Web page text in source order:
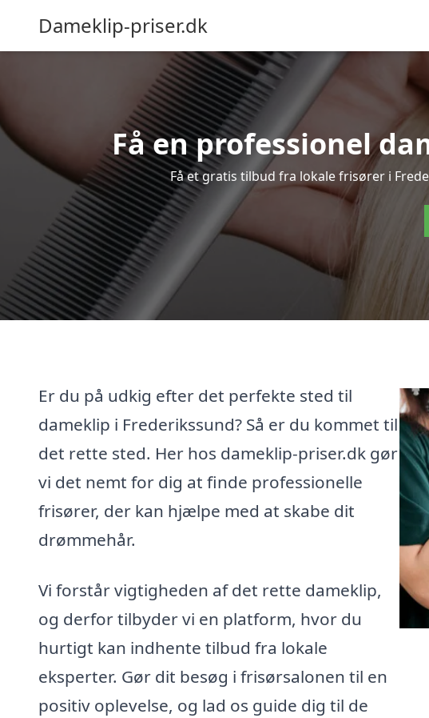
Dameklip-priser.dk
Få en professionel
Få et gratis tilbud fra lokale frisører i
Er du på udkig efter det perfekte sted til
dameklip i Frederikssund? Så er du kommet til
det rette sted. Her hos dameklip-priser.dk gør
vi det nemt for dig at finde professionelle
frisører, der kan hjælpe med at skabe dit
drømmehår.
Vi forstår vigtigheden af det rette dameklip,
og derfor tilbyder vi en platform, hvor du
hurtigt kan indhente tilbud fra lokale
eksperter. Gør dit besøg i frisørsalonen til en
positiv oplevelse, og lad os guide dig til de